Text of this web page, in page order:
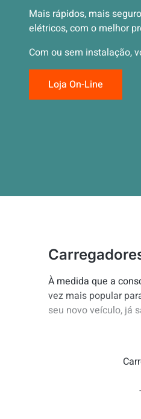
Mais rápidos, mais
elétricos, com o melhor
Com ou sem instalação,
Loja On-Line
À medida que a
vez mais popular
seu novo veículo, já